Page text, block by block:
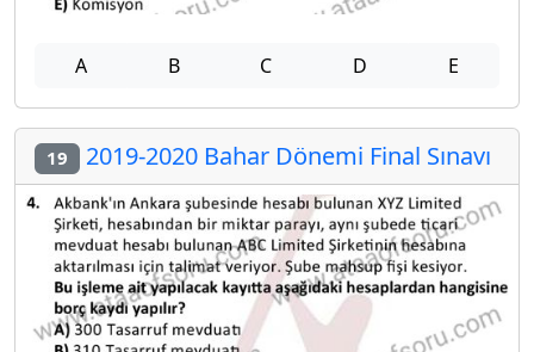
A B C D E
19 2019-2020 Bahar Dönemi Final Sınavı